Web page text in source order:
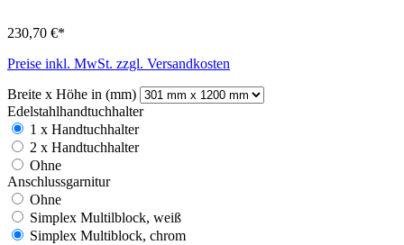
230,70 €*
Preise inkl. MwSt. zzgl. Versandkosten
Breite x Höhe in (mm)
Edelstahlhandtuchhalter
1 x Handtuchhalter
2 x Handtuchhalter
Ohne
Anschlussgarnitur
Ohne
Simplex Multilblock, weiß
Simplex Multiblock, chrom